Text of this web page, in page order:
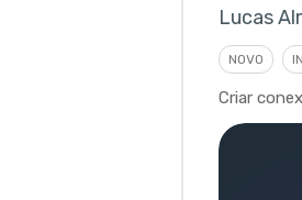
Lucas
NOVO
Criar